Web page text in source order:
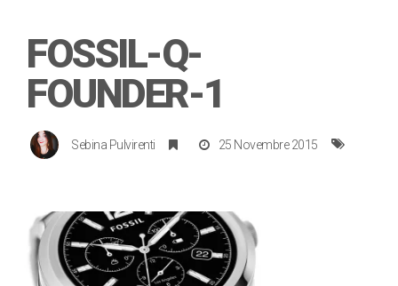
FOSSIL-Q-
FOUNDER-1
Sebina Pulvirenti 25 Novembre 2015